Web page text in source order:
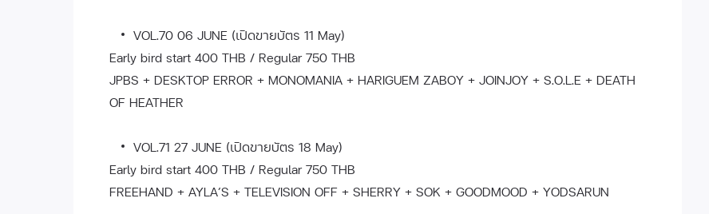
VOL.70 06 JUNE (เปิดขายบัตร 11 May)
Early bird start 400 THB / Regular 750 THB
JPBS + DESKTOP ERROR + MONOMANIA + HARIGUEM ZABOY + JOINJOY + S.O.L.E + DEATH
OF HEATHER
VOL.71 27 JUNE (เปิดขายบัตร 18 May)
Early bird start 400 THB / Regular 750 THB
FREEHAND + AYLA’S + TELEVISION OFF + SHERRY + SOK + GOODMOOD + YODSARUN